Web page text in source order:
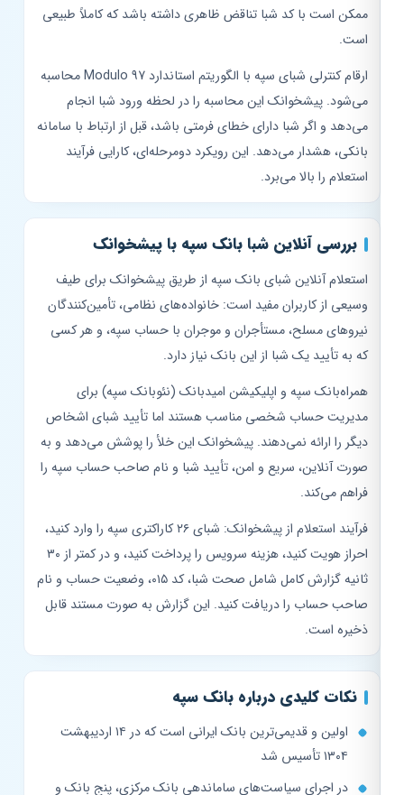
ممکن است با کد شبا تناقض ظاهری داشته باشد که کاملاً طبیعی
است.
ارقام کنترلی شبای سپه با الگوریتم استاندارد Modulo 97 محاسبه
می‌شود. پیشخوانک این محاسبه را در لحظه ورود شبا انجام
می‌دهد و اگر شبا دارای خطای فرمتی باشد، قبل از ارتباط با سامانه
بانکی، هشدار می‌دهد. این رویکرد دومرحله‌ای، کارایی فرآیند
استعلام را بالا می‌برد.
بررسی آنلاین شبا بانک سپه با پیشخوانک
استعلام آنلاین شبای بانک سپه از طریق پیشخوانک برای طیف
وسیعی از کاربران مفید است: خانواده‌های نظامی، تأمین‌کنندگان
نیروهای مسلح، مستأجران و موجران با حساب سپه، و هر کسی
که به تأیید یک شبا از این بانک نیاز دارد.
همراه‌بانک سپه و اپلیکیشن امیدبانک (نئوبانک سپه) برای
مدیریت حساب شخصی مناسب هستند اما تأیید شبای اشخاص
دیگر را ارائه نمی‌دهند. پیشخوانک این خلأ را پوشش می‌دهد و به
صورت آنلاین، سریع و امن، تأیید شبا و نام صاحب حساب سپه را
فراهم می‌کند.
فرآیند استعلام از پیشخوانک: شبای ۲۶ کاراکتری سپه را وارد کنید،
احراز هویت کنید، هزینه سرویس را پرداخت کنید، و در کمتر از ۳۰
ثانیه گزارش کامل شامل صحت شبا، کد ۰۱۵، وضعیت حساب و نام
صاحب حساب را دریافت کنید. این گزارش به صورت مستند قابل
ذخیره است.
نکات کلیدی درباره بانک سپه
اولین و قدیمی‌ترین بانک ایرانی است که در ۱۴ اردیبهشت
در اجرای سیاست‌های ساماندهی بانک مرکزی، پنج بانک و